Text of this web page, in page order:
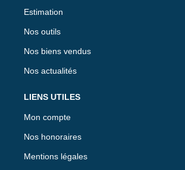
Estimation
Nos outils
Nos biens vendus
Nos actualités
LIENS UTILES
Mon compte
Nos honoraires
Mentions légales